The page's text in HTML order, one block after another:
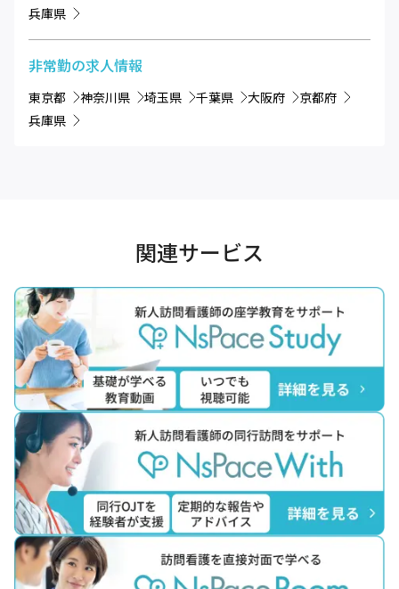
兵庫県
非常勤の求人情報
東京都 神奈川県 埼玉県 千葉県 大阪府
京都府
兵庫県
関連サービス